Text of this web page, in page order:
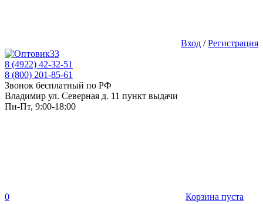
Вход /Регистрация
8 (4922) 42-32-51
8 (800) 201-85-61
Звонок бесплатный по РФ
Владимир ул. Северная д. 11 пункт выдачи
Пн-Пт, 9:00-18:00
0 Корзина пуста